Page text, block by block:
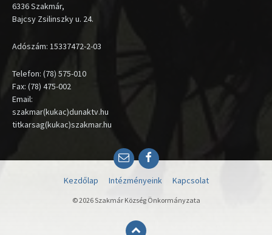
6336 Szakmár,
Bajcsy Zsilinszky u. 24.
Adószám: 15337472-2-03
Telefon: (78) 575-010
Fax: (78) 475-002
Email:
szakmar(kukac)dunaktv.hu
titkarsag(kukac)szakmar.hu
EmailFacebook
Kezdőlap Intézményeink Kapcsolat
© 2026 Szakmár Község Önkormányzata